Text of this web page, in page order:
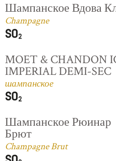
Шампанское Вдова
Champagne
MOET & CHANDON
IMPERIAL DEMI-SEC
шампанское
Шампанское Рюинар
Брют
Champagne Brut